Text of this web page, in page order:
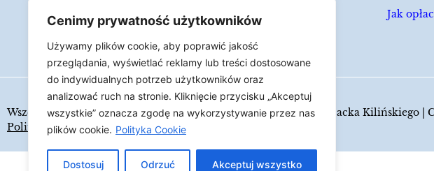
Cenimy prywatność użytkowników
Używamy plików cookie, aby poprawić jakość
przeglądania, wyświetlać reklamy lub treści dostosowane
do indywidualnych potrzeb użytkowników oraz
analizować ruch na stronie. Kliknięcie przycisku „Akceptuj
wszystkie” oznacza zgodę na wykorzystywanie przez nas
plików cookie. Polityka Cookie
Dostosuj Odrzuć Akceptuj wszystko
Jak
Wszelkie prawa zastrzeżone
Polityka Cookies
LAPIDARIUM Jacka Kilińskiego |